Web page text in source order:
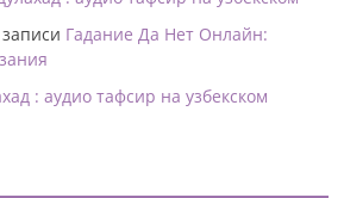
записи Гадание Да Нет Онлайн:
: аудио тафсир на узбекском